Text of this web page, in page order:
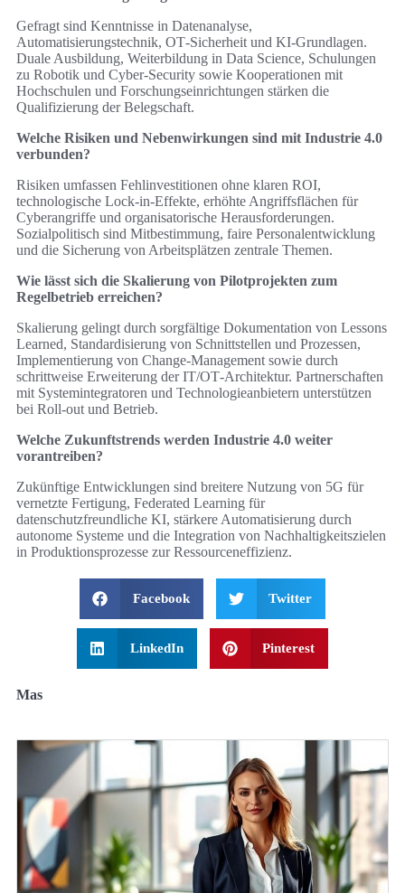
Gefragt sind Kenntnisse in Datenanalyse,
Automatisierungstechnik, OT‑Sicherheit und KI‑Grundlagen.
Duale Ausbildung, Weiterbildung in Data Science, Schulungen
zu Robotik und Cyber‑Security sowie Kooperationen mit
Hochschulen und Forschungseinrichtungen stärken die
Qualifizierung der Belegschaft.
Welche Risiken und Nebenwirkungen sind mit Industrie 4.0
verbunden?
Risiken umfassen Fehlinvestitionen ohne klaren ROI,
technologische Lock‑in‑Effekte, erhöhte Angriffsflächen für
Cyberangriffe und organisatorische Herausforderungen.
Sozialpolitisch sind Mitbestimmung, faire Personalentwicklung
und die Sicherung von Arbeitsplätzen zentrale Themen.
Wie lässt sich die Skalierung von Pilotprojekten zum
Regelbetrieb erreichen?
Skalierung gelingt durch sorgfältige Dokumentation von Lessons
Learned, Standardisierung von Schnittstellen und Prozessen,
Implementierung von Change‑Management sowie durch
schrittweise Erweiterung der IT/OT‑Architektur. Partnerschaften
mit Systemintegratoren und Technologieanbietern unterstützen
bei Roll‑out und Betrieb.
Welche Zukunftstrends werden Industrie 4.0 weiter
vorantreiben?
Zukünftige Entwicklungen sind breitere Nutzung von 5G für
vernetzte Fertigung, Federated Learning für
datenschutzfreundliche KI, stärkere Automatisierung durch
autonome Systeme und die Integration von Nachhaltigkeitszielen
in Produktionsprozesse zur Ressourceneffizienz.
Facebook Twitter
LinkedIn Pinterest
Mas